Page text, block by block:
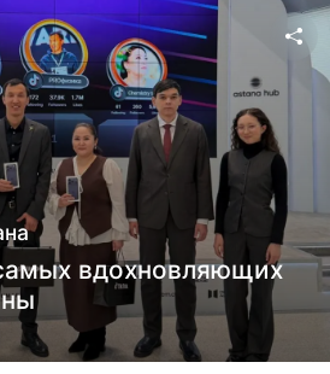
вдохновляющих